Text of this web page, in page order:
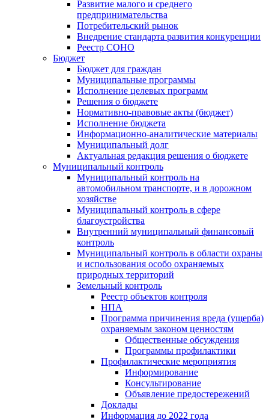
Развитие малого и среднего
предпринимательства
Потребительский рынок
Внедрение стандарта развития конкуренции
Реестр СОНО
Бюджет
Бюджет для граждан
Муниципальные программы
Исполнение целевых программ
Решения о бюджете
Нормативно-правовые акты (бюджет)
Исполнение бюджета
Информационно-аналитические материалы
Муниципальный долг
Актуальная редакция решения о бюджете
Муниципальный контроль
Муниципальный контроль на
автомобильном транспорте, и в дорожном
хозяйстве
Муниципальный контроль в сфере
благоустройства
Внутренний муниципальный финансовый
контроль
Муниципальный контроль в области охраны
и использования особо охраняемых
природных территорий
Земельный контроль
Реестр объектов контроля
НПА
Программа причинения вреда (ущерба)
охраняемым законом ценностям
Общественные обсуждения
Программы профилактики
Профилактические мероприятия
Информирование
Консультирование
Объявление предостережений
Доклады
Информация до 2022 года